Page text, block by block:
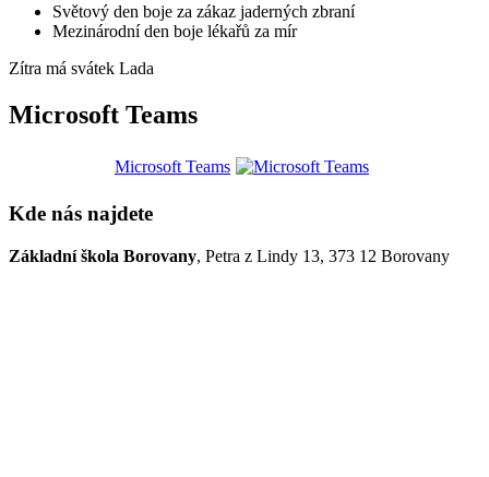
Světový den boje za zákaz jaderných zbraní
Mezinárodní den boje lékařů za mír
Zítra má svátek Lada
Microsoft Teams
Microsoft Teams
Kde nás najdete
Základní škola Borovany, Petra z Lindy 13, 373 12 Borovany